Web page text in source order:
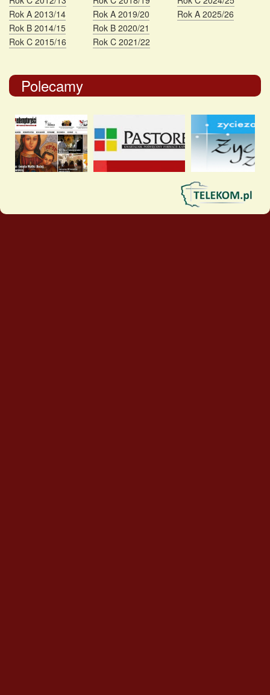
Rok A 2013/14
Rok B 2014/15
Rok C 2015/16
Rok A 2019/20
Rok B 2020/21
Rok C 2021/22
Rok A 2025/26
Polecamy